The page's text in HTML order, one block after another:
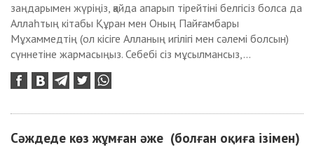
заңдарымен жүріңіз, қайда апарып тірейтіні белгісіз болса да
Аллаһтың кітабы Құран мен Оның Пайғамбары
Мұхаммедтің (ол кісіге Алланың игілігі мен сәлемі болсын)
сүннетіне жармасыңыз. Себебі сіз мұсылмансыз,...
Сәждеде көз жұмған әже (болған оқиға ізімен)